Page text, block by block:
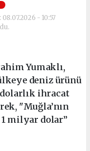
- 10:57
Yumaklı,
deniz ürünü
ihracat
"Muğla’nın
milyar dolar”